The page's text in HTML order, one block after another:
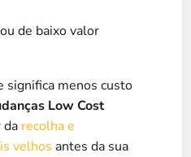
de baixo valor
menos custo
Low Cost
da recolha e
velhos antes da sua